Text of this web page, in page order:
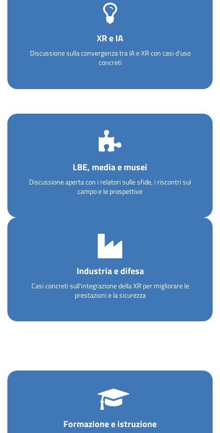
XR e IA
Discussione sulla convergenza tra IA e XR con casi d'uso
concreti
LBE, media e musei
Discussione aperta con i relatori sulle sfide, i riscontri sul
campo e le prospettive
Industria e difesa
Casi concreti sull'integrazione della XR per migliorare le
prestazioni e la sicurezza
Formazione e istruzione